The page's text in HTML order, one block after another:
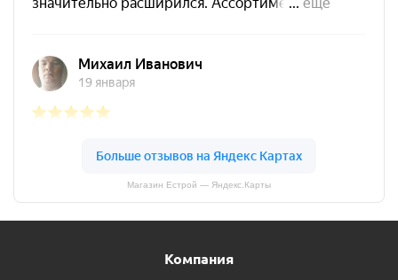
Магазин Естрой — Яндекс.Карты
Компания